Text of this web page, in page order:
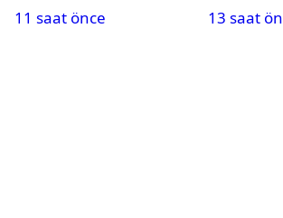
değiştirdi
11 saat önce
Toplam
13 saat